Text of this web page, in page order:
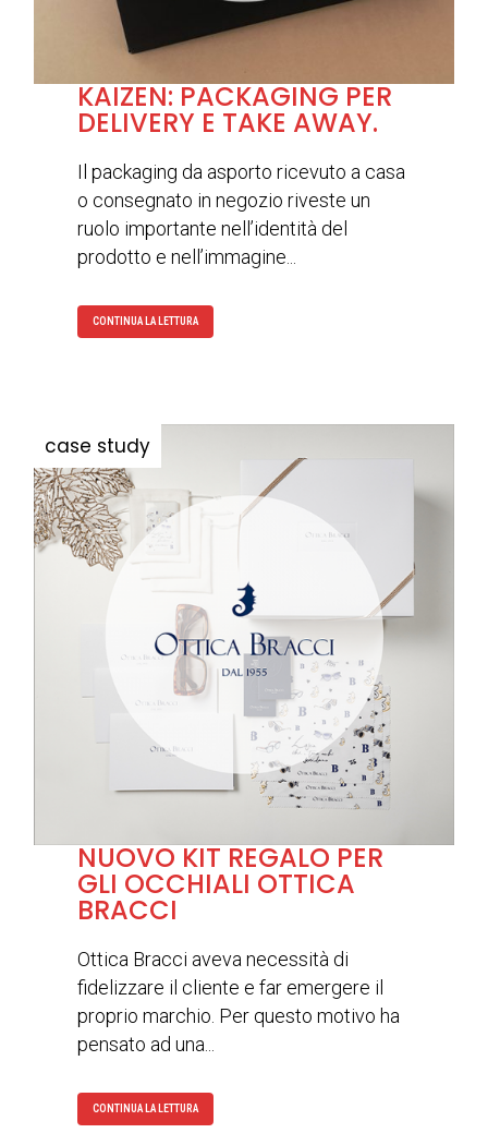
KAIZEN: PACKAGING PER
DELIVERY E TAKE AWAY.
Il packaging da asporto ricevuto a casa
o consegnato in negozio riveste un
ruolo importante nell’identità del
prodotto e nell’immagine...
CONTINUA LA LETTURA
NUOVO KIT REGALO PER
GLI OCCHIALI OTTICA
BRACCI
Ottica Bracci aveva necessità di
fidelizzare il cliente e far emergere il
proprio marchio. Per questo motivo ha
pensato ad una...
CONTINUA LA LETTURA